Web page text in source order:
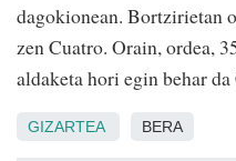
dagokionean. Bortzirietan
zen Cuatro. Orain, ordea,
aldaketa hori egin behar
GIZARTEA BERA